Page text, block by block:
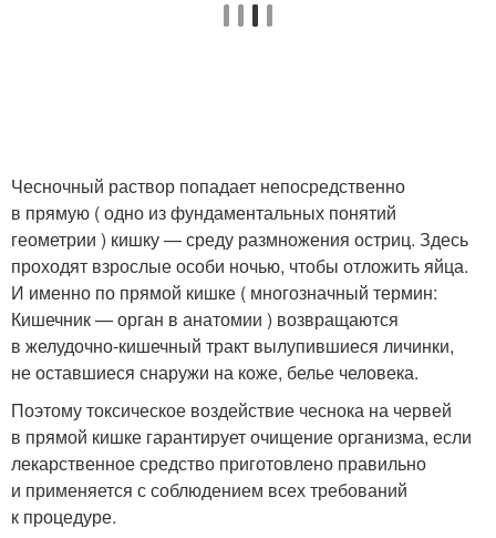
Чесночный раствор попадает непосредственно
в прямую ( одно из фундаментальных понятий
геометрии ) кишку — среду размножения остриц. Здесь
проходят взрослые особи ночью, чтобы отложить яйца.
И именно по прямой кишке ( многозначный термин:
Кишечник — орган в анатомии ) возвращаются
в желудочно-кишечный тракт вылупившиеся личинки,
не оставшиеся снаружи на коже, белье человека.
Поэтому токсическое воздействие чеснока на червей
в прямой кишке гарантирует очищение организма, если
лекарственное средство приготовлено правильно
и применяется с соблюдением всех требований
к процедуре.